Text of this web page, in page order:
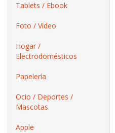
Tablets / Ebook
Foto / Video
Hogar /
Electrodomésticos
Papelería
Ocio / Deportes /
Mascotas
Apple